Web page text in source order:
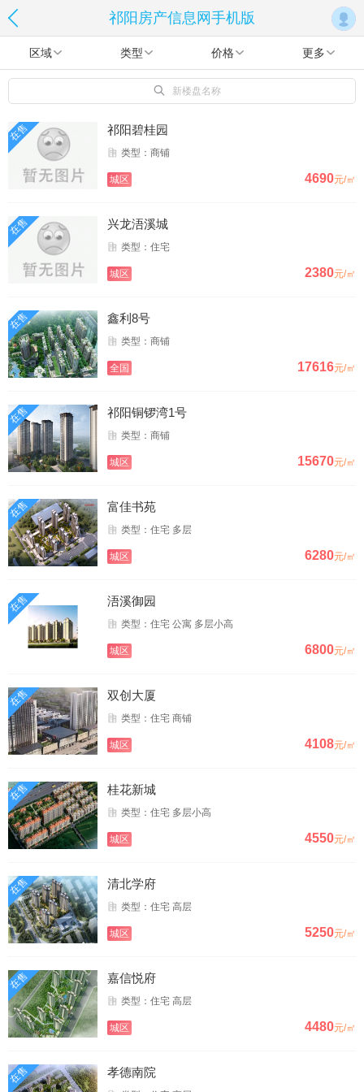
祁阳房产信息网手机版
区域 类型 价格 更多
新楼盘名称
在售 祁阳碧桂园
类型：商铺
城区 4690元/㎡
在售 兴龙浯溪城
类型：住宅
城区 2380元/㎡
在售 鑫利8号
类型：商铺
全国 17616元/㎡
在售 祁阳铜锣湾1号
类型：商铺
城区 15670元/㎡
在售 富佳书苑
类型：住宅 多层
城区 6280元/㎡
在售 浯溪御园
类型：住宅 公寓 多层小高
城区 6800元/㎡
在售 双创大厦
类型：住宅 商铺
城区 4108元/㎡
在售 桂花新城
类型：住宅 多层小高
城区 4550元/㎡
在售 清北学府
类型：住宅 高层
城区 5250元/㎡
在售 嘉信悦府
类型：住宅 高层
城区 4480元/㎡
在售 孝德南院